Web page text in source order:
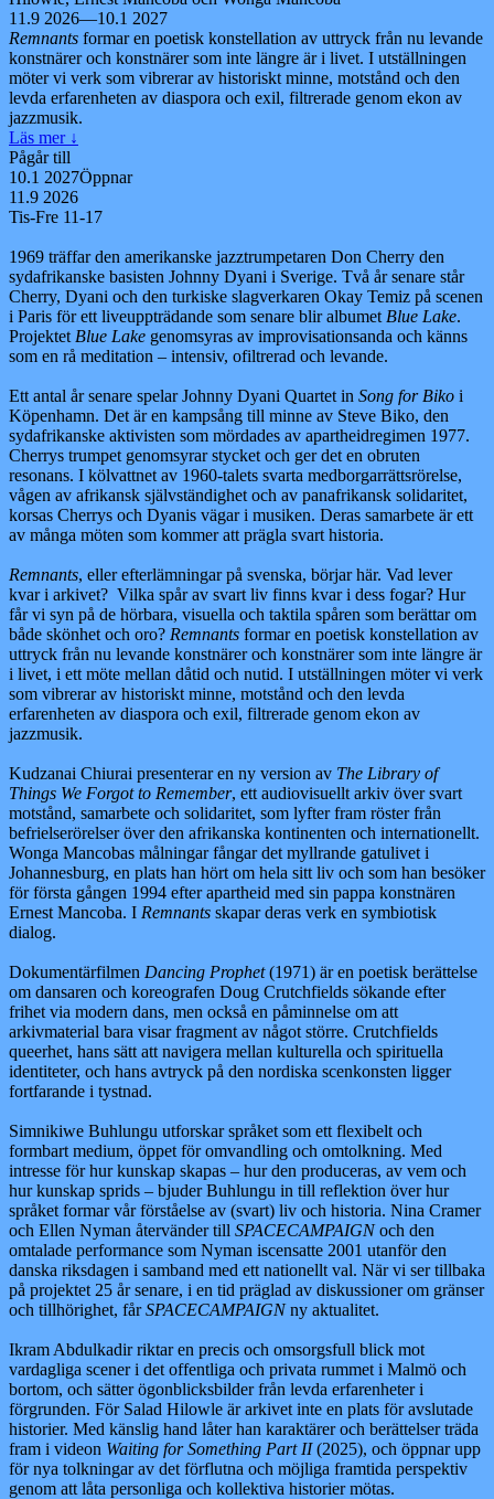
11.9 2026—10.1 2027
Remnants formar en poetisk konstellation av uttryck från nu levande
konstnärer och konstnärer som inte längre är i livet. I utställningen
möter vi verk som vibrerar av historiskt minne, motstånd och den
levda erfarenheten av diaspora och exil, filtrerade genom ekon av
jazzmusik.
Läs mer ↓
Pågår till
10.1 2027Öppnar
11.9 2026
Tis-Fre 11-17
1969 träffar den amerikanske jazztrumpetaren Don Cherry den
sydafrikanske basisten Johnny Dyani i Sverige. Två år senare står
Cherry, Dyani och den turkiske slagverkaren Okay Temiz på scenen
i Paris för ett liveuppträdande som senare blir albumet Blue Lake.
Projektet Blue Lake genomsyras av improvisationsanda och känns
som en rå meditation – intensiv, ofiltrerad och levande.
Ett antal år senare spelar Johnny Dyani Quartet in Song for Biko i
Köpenhamn. Det är en kampsång till minne av Steve Biko, den
sydafrikanske aktivisten som mördades av apartheidregimen 1977.
Cherrys trumpet genomsyrar stycket och ger det en obruten
resonans. I kölvattnet av 1960-talets svarta medborgarrättsrörelse,
vågen av afrikansk självständighet och av panafrikansk solidaritet,
korsas Cherrys och Dyanis vägar i musiken. Deras samarbete är ett
av många möten som kommer att prägla svart historia.
Remnants, eller efterlämningar på svenska, börjar här. Vad lever
kvar i arkivet? Vilka spår av svart liv finns kvar i dess fogar? Hur
får vi syn på de hörbara, visuella och taktila spåren som berättar om
både skönhet och oro? Remnants formar en poetisk konstellation av
uttryck från nu levande konstnärer och konstnärer som inte längre är
i livet, i ett möte mellan dåtid och nutid. I utställningen möter vi verk
som vibrerar av historiskt minne, motstånd och den levda
erfarenheten av diaspora och exil, filtrerade genom ekon av
jazzmusik.
Kudzanai Chiurai presenterar en ny version av The Library of
Things We Forgot to Remember, ett audiovisuellt arkiv över svart
motstånd, samarbete och solidaritet, som lyfter fram röster från
befrielserörelser över den afrikanska kontinenten och internationellt.
Wonga Mancobas målningar fångar det myllrande gatulivet i
Johannesburg, en plats han hört om hela sitt liv och som han besöker
för första gången 1994 efter apartheid med sin pappa konstnären
Ernest Mancoba. I Remnants skapar deras verk en symbiotisk
dialog.
Dokumentärfilmen Dancing Prophet(1971) är en poetisk berättelse
om dansaren och koreografen Doug Crutchfields sökande efter
frihet via modern dans, men också en påminnelse om att
arkivmaterial bara visar fragment av något större. Crutchfields
queerhet, hans sätt att navigera mellan kulturella och spirituella
identiteter, och hans avtryck på den nordiska scenkonsten ligger
fortfarande i tystnad.
Simnikiwe Buhlungu utforskar språket som ett flexibelt och
formbart medium, öppet för omvandling och omtolkning. Med
intresse för hur kunskap skapas – hur den produceras, av vem och
hur kunskap sprids – bjuder Buhlungu in till reflektion över hur
språket formar vår förståelse av (svart) liv och historia. Nina Cramer
och Ellen Nyman återvänder till SPACECAMPAIGNoch den
omtalade performance som Nyman iscensatte 2001 utanför den
danska riksdagen i samband med ett nationellt val. När vi ser tillbaka
på projektet 25 år senare, i en tid präglad av diskussioner om gränser
och tillhörighet, fårSPACECAMPAIGNny aktualitet.
Ikram Abdulkadir riktar en precis och omsorgsfull blick mot
vardagliga scener i det offentliga och privata rummet i Malmö och
bortom, och sätter ögonblicksbilder från levda erfarenheter i
förgrunden. För Salad Hilowle är arkivet inte en plats för avslutade
historier. Med känslig hand låter han karaktärer och berättelser träda
fram i videon Waiting for Something Part II(2025), och öppnar upp
för nya tolkningar av det förflutna och möjliga framtida perspektiv
genom att låta personliga och kollektiva historier mötas.